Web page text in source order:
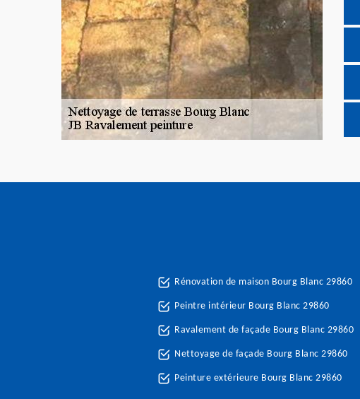
Rénovation de maison Bourg Blanc 29860
Peintre intérieur Bourg Blanc 29860
Ravalement de façade Bourg Blanc 29860
Nettoyage de façade Bourg Blanc 29860
Peinture extérieure Bourg Blanc 29860